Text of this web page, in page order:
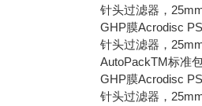
针头过滤器，
GHP膜Acrodisc
针头过滤器，
AutoPackTM标准
GHP膜Acrodisc
针头过滤器，